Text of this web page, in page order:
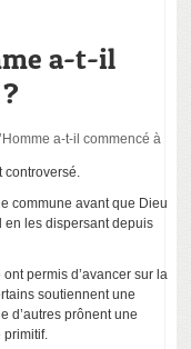
a-t-il
a-t-il commencé à
commune avant que Dieu
les dispersant depuis
permis d’avancer sur la
soutiennent une
d’autres prônent une